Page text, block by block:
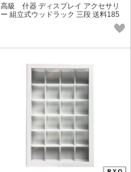
高級 什器 ディスプレイ アクセサリ
ー 組立式ウッドラック 三段 送料185